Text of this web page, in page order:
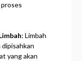
: Limbah
dipisahkan
yang akan